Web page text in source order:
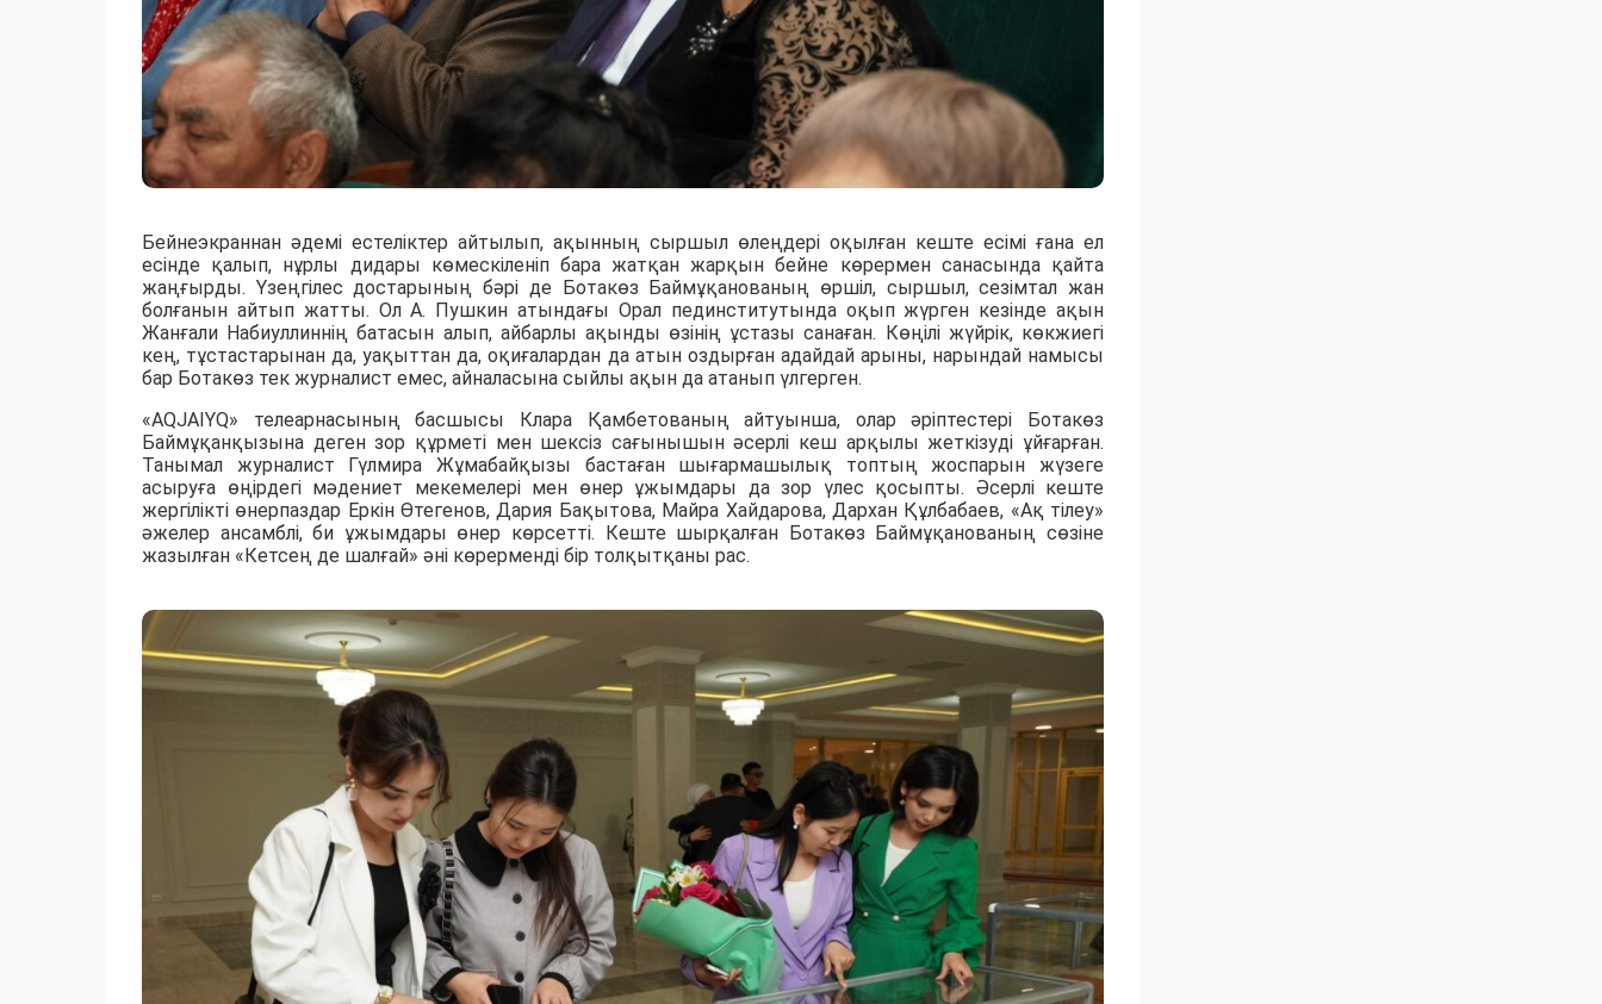
Бейнеэкраннан әдемі естеліктер айтылып, ақынның сыршыл өлеңдері оқылған кеште есімі ғана ел
есінде қалып, нұрлы дидары көмескіленіп бара жатқан жарқын бейне көрермен санасында қайта
жаңғырды. Үзеңгілес достарының бәрі де Ботакөз Баймұқанованың өршіл, сыршыл, сезімтал жан
болғанын айтып жатты. Ол А. Пушкин атындағы Орал пединститутында оқып жүрген кезінде ақын
Жанғали Набиуллиннің батасын алып, айбарлы ақынды өзінің ұстазы санаған. Көңілі жүйрік, көкжиегі
кең, тұстастарынан да, уақыттан да, оқиғалардан да атын оздырған адайдай арыны, нарындай намысы
бар Ботакөз тек журналист емес, айналасына сыйлы ақын да атанып үлгерген.
«AQJAIYQ» телеарнасының басшысы Клара Қамбетованың айтуынша, олар әріптестері Ботакөз
Баймұқанқызына деген зор құрметі мен шексіз сағынышын әсерлі кеш арқылы жеткізуді ұйғарған.
Танымал журналист Гүлмира Жұмабайқызы бастаған шығармашылық топтың жоспарын жүзеге
асыруға өңірдегі мәдениет мекемелері мен өнер ұжымдары да зор үлес қосыпты. Әсерлі кеште
жергілікті өнерпаздар Еркін Өтегенов, Дария Бақытова, Майра Хайдарова, Дархан Құлбабаев, «Ақ тілеу»
әжелер ансамблі, би ұжымдары өнер көрсетті. Кеште шырқалған Ботакөз Баймұқанованың сөзіне
жазылған «Кетсең де шалғай» әні көрерменді бір толқытқаны рас.